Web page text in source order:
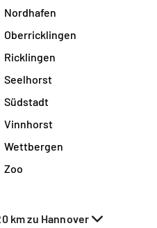
Nordhafen
Oberricklingen
Ricklingen
Seelhorst
Südstadt
Vinnhorst
Wettbergen
Zoo
km zu Hannover